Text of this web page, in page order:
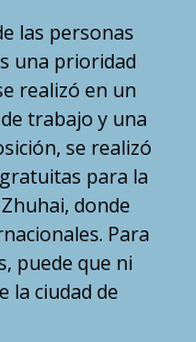
las personas
una prioridad
realizó en un
trabajo y una
se realizó
para la
donde
Para
puede que ni
la ciudad de